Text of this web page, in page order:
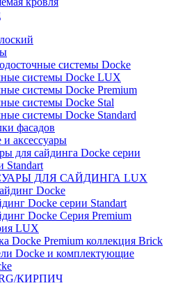
системы Docke
системы Docke LUX
системы Docke Premium
системы Docke Stal
системы Docke Standard
фасадов
аксессуары
для сайдинга Docke серии
Standart
ДЛЯ САЙДИНГА LUX
Docke
Docke серии Standart
Docke Серия Premium
LUX
Docke Premium коллекция Brick
Docke и комплектующие
КИРПИЧ